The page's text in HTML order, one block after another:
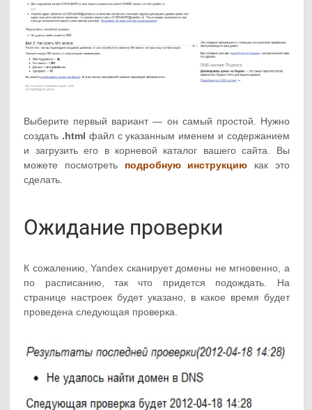
Выберите первый вариант — он самый простой. Нужно
создать .html файл с указанным именем и содержанием
и загрузить его в корневой каталог вашего сайта. Вы
можете посмотреть подробную инструкцию как это
сделать.
Ожидание проверки
К сожалению, Yandex сканирует домены не мгновенно, а
по расписанию, так что придется подождать. На
странице настроек будет указано, в какое время будет
проведена следующая проверка.